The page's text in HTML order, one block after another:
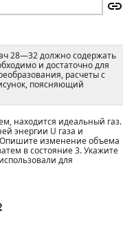
28—32 должно содержать
и достаточно для
расчеты с
поясняющий
находится идеальный газ.
энергии U газа и
Опишите изменение объема
в состояние 3. Укажите
для